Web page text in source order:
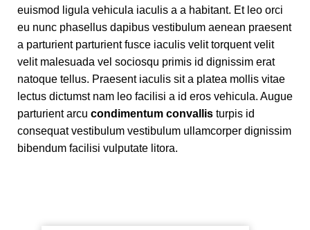
euismod ligula vehicula iaculis a a habitant. Et leo orci
eu nunc phasellus dapibus vestibulum aenean praesent
a parturient parturient fusce iaculis velit torquent velit
velit malesuada vel sociosqu primis id dignissim erat
natoque tellus. Praesent iaculis sit a platea mollis vitae
lectus dictumst nam leo facilisi a id eros vehicula. Augue
parturient arcu condimentum convallis turpis id
consequat vestibulum vestibulum ullamcorper dignissim
bibendum facilisi vulputate litora.